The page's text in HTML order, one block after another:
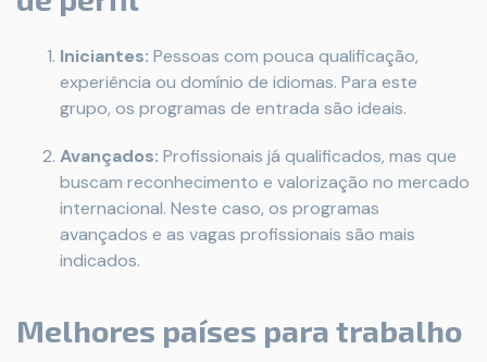
Iniciantes: Pessoas com pouca qualificação,
experiência ou domínio de idiomas. Para este
grupo, os programas de entrada são ideais.
Avançados: Profissionais já qualificados, mas que
buscam reconhecimento e valorização no mercado
internacional. Neste caso, os programas
avançados e as vagas profissionais são mais
indicados.
Melhores países para trabalho